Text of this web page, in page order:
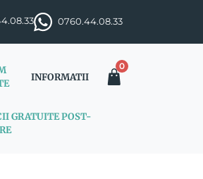
0760.44.08.33
INFORMATII
0
GRATUITE POST-